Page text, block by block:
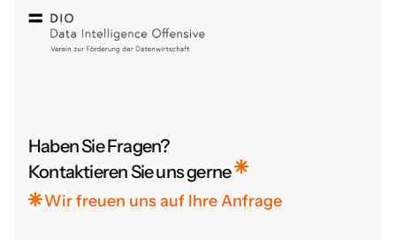
Haben Sie Fragen?
Kontaktieren Sie uns gerne
Wir freuen uns auf Ihre Anfrage